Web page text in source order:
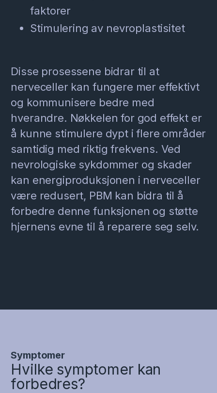
faktorer
Stimulering av nevroplastisitet
Disse prosessene bidrar til at
nerveceller kan fungere mer effektivt
og kommunisere bedre med
hverandre. Nøkkelen for god effekt er
å kunne stimulere dypt i flere områder
samtidig med riktig frekvens. Ved
nevrologiske sykdommer og skader
kan energiproduksjonen i nerveceller
være redusert, PBM kan bidra til å
forbedre denne funksjonen og støtte
hjernens evne til å reparere seg selv.
Symptomer
Hvilke symptomer kan
forbedres?